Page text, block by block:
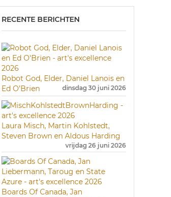
RECENTE BERICHTEN
Robot God, Elder, Daniel Lanois en
Ed O’Brien
dinsdag 30 juni 2026
Laura Misch, Martin Kohlstedt,
Steven Brown en Aldous Harding
vrijdag 26 juni 2026
Boards Of Canada, Jan